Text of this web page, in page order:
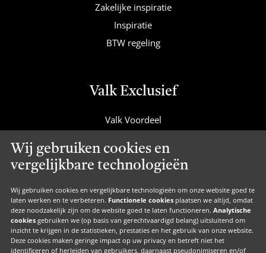
Wij gebruiken cookies en
vergelijkbare technologieën
Wij gebruiken cookies en vergelijkbare technologieën om onze website goed te
laten werken en te verbeteren. Functionele cookies plaatsen we altijd, omdat
deze noodzakelijk zijn om de website goed te laten functioneren. Analytische
cookies gebruiken we (op basis van gerechtvaardigd belang) uitsluitend om
inzicht te krijgen in de statistieken, prestaties en het gebruik van onze website.
Deze cookies maken geringe impact op uw privacy en betreft niet het
identificeren of herleiden van gebruikers, daarnaast pseudonimiseren en/of
Zakelijke inspiratie
Inspiratie
BTW regeling
Valk Exclusief
Valk Voordeel
Valk Suites
Valk Jobs
Valk Exclusief Membership
Valk Voor Thuis
Valk Exclusief Zakelijk
MVO